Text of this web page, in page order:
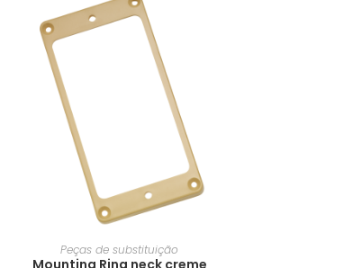
Peças de substituição